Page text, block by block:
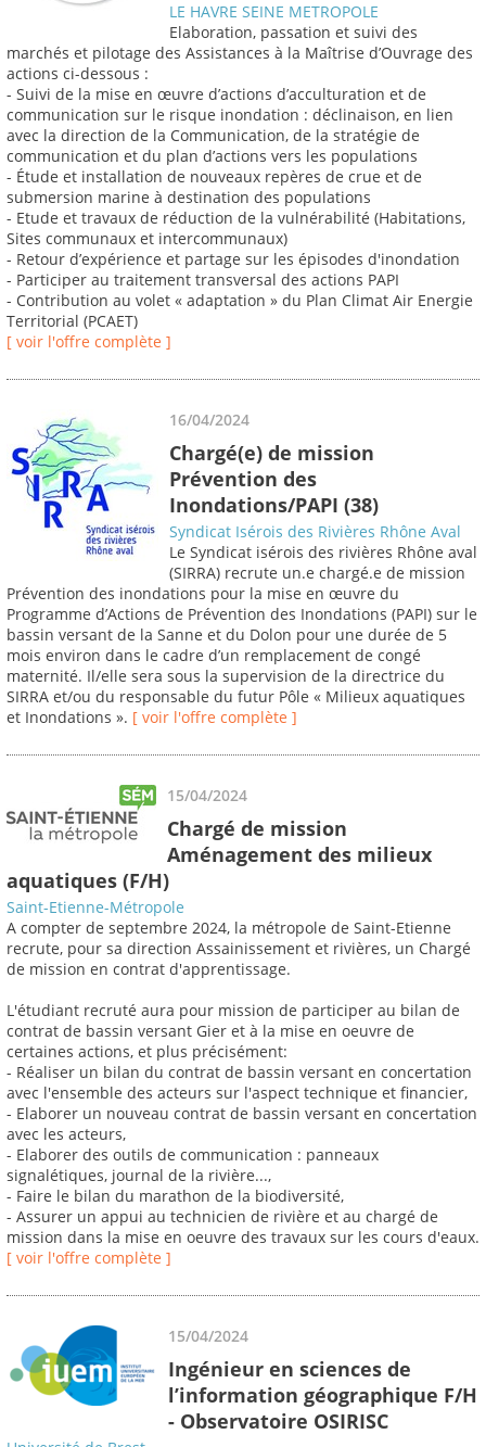
LE HAVRE SEINE METROPOLE
Elaboration, passation et suivi des
marchés et pilotage des Assistances à la Maîtrise d’Ouvrage des
actions ci-dessous :
- Suivi de la mise en œuvre d’actions d’acculturation et de
communication sur le risque inondation : déclinaison, en lien
avec la direction de la Communication, de la stratégie de
communication et du plan d’actions vers les populations
- Étude et installation de nouveaux repères de crue et de
submersion marine à destination des populations
- Etude et travaux de réduction de la vulnérabilité (Habitations,
Sites communaux et intercommunaux)
- Retour d’expérience et partage sur les épisodes d'inondation
- Participer au traitement transversal des actions PAPI
- Contribution au volet « adaptation » du Plan Climat Air Energie
Territorial (PCAET)
[ voir l'offre complète ]
16/04/2024
Chargé(e) de mission
Prévention des
Inondations/PAPI (38)
Syndicat Isérois des Rivières Rhône Aval
Le Syndicat isérois des rivières Rhône aval
(SIRRA) recrute un.e chargé.e de mission
Prévention des inondations pour la mise en œuvre du
Programme d’Actions de Prévention des Inondations (PAPI) sur le
bassin versant de la Sanne et du Dolon pour une durée de 5
mois environ dans le cadre d’un remplacement de congé
maternité. Il/elle sera sous la supervision de la directrice du
SIRRA et/ou du responsable du futur Pôle « Milieux aquatiques
et Inondations ». [ voir l'offre complète ]
15/04/2024
Chargé de mission
Aménagement des milieux
aquatiques (F/H)
Saint-Etienne-Métropole
A compter de septembre 2024, la métropole de Saint-Etienne
recrute, pour sa direction Assainissement et rivières, un Chargé
de mission en contrat d'apprentissage.
L'étudiant recruté aura pour mission de participer au bilan de
contrat de bassin versant Gier et à la mise en oeuvre de
certaines actions, et plus précisément:
- Réaliser un bilan du contrat de bassin versant en concertation
avec l'ensemble des acteurs sur l'aspect technique et financier,
- Elaborer un nouveau contrat de bassin versant en concertation
avec les acteurs,
- Elaborer des outils de communication : panneaux
signalétiques, journal de la rivière...,
- Faire le bilan du marathon de la biodiversité,
- Assurer un appui au technicien de rivière et au chargé de
mission dans la mise en oeuvre des travaux sur les cours d'eaux.
[ voir l'offre complète ]
15/04/2024
Ingénieur en sciences de
l’information géographique F/H
- Observatoire OSIRISC